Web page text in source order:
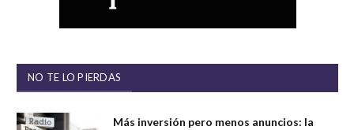
NO TE LO PIERDAS
Más inversión pero menos anuncios: la